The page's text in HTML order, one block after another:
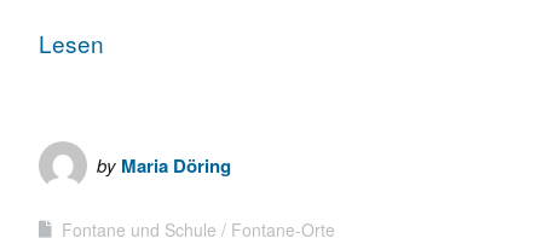
Lesen
by Maria Döring
Fontane und Schule Fontane-Orte